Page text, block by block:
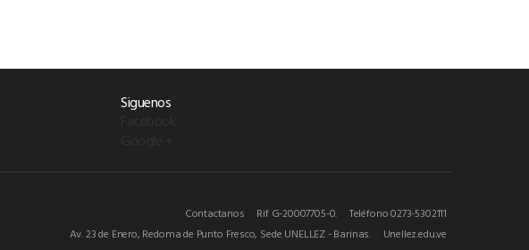
Siguenos
Contactanos Rif G-20007705-0.
Teléfono 0273-5302111
Av. 23 de Enero, Redoma de Punto Fresco, Sede UNELLEZ - Barinas.
Unellez.edu.ve